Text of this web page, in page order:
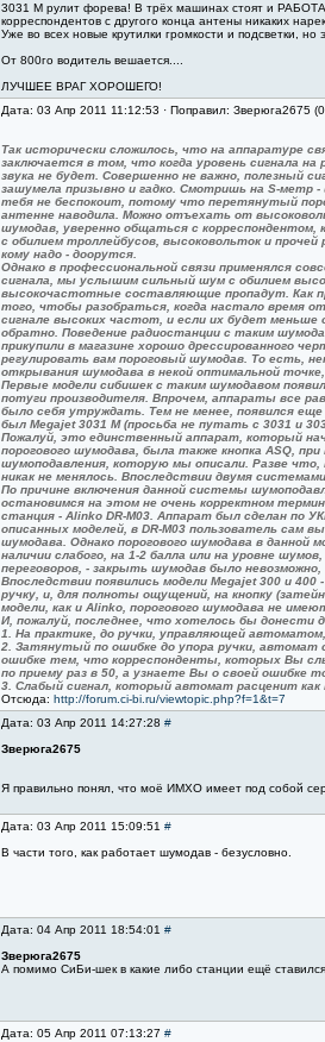
3031 М рулит форева! В трёх машинах стоят и
корреспондентов с другого конца антены никаких
Уже во всех новые крутилки громкости и подсветки, но
От 800го водитель вешается....
ЛУЧШЕЕ ВРАГ ХОРОШЕГО!
Дата: 03 Апр 2011 11:12:53 · Поправил: Зверюга2675
Так исторически сложилось, что на аппаратуре
заключается в том, что когда уровень сигнала
звука не будет. Совершенно не важно, полезный
зашумела призывно и гадко. Смотришь на S-метр
тебя не беспокоит, потому что перетянутый
антенне наводила. Можно отъехать от
шумодав, уверенно общаться с корреспондентом,
с обилием троллейбусов, высоковольток и
кому надо - доорутся.
Однако в профессиональной связи применялся
сигнала, мы услышим сильный шум с обилием
высокочастотные составляющие пропадут. Как
того, чтобы разобраться, когда настало время
сигнале высоких частот, и если их будет
обратно. Поведение радиостанции с таким
прикупили в магазине хорошо дрессированного
регулировать вам пороговый шумодав. То есть,
открывания шумодава в некой оптимальной
Первые модели сибишек с таким шумодавом
потуги производителя. Впрочем, аппараты все
было себя утруждать. Тем не менее, появился
был Megajet 3031 М (просьба не путать с 3031 и
Пожалуй, это единственный аппарат, который
порогового шумодава, была также кнопка ASQ,
шумоподавления, которую мы описали. Разве
никак не менялось. Впоследствии двумя
По причине включения данной системы
остановимся на этом не очень корректном
станция - Alinko DR-M03. Аппарат был сделан по
описанных моделей, в DR-M03 пользователь сам
шумодава. Однако порогового шумодава в данной
наличии слабого, на 1-2 балла или на уровне
переговоров, - закрыть шумодав было
Впоследствии появились модели Megajet 300 и
ручку, и, для полноты ощущений, на кнопку
модели, как и Alinko, порогового шумодава не
И, пожалуй, последнее, что хотелось бы донести
1. На практике, до ручки, управляющей
2. Затянутый по ошибке до упора ручки,
ошибке тем, что корреспонденты, которых Вы
по приему раз в 50, а узнаете Вы о своей ошибке
3. Слабый сигнал, который автомат расценит
Отсюда: http://forum.ci-bi.ru/viewtopic.php?f=1&t=7
Дата: 03 Апр 2011 14:27:28 #
Зверюга2675
Я правильно понял, что моё ИМХО имеет под собой
Дата: 03 Апр 2011 15:09:51 #
В части того, как работает шумодав - безусловно.
Дата: 04 Апр 2011 18:54:01 #
Зверюга2675
А помимо СиБи-шек в какие либо станции ещё
Дата: 05 Апр 2011 07:13:27 #